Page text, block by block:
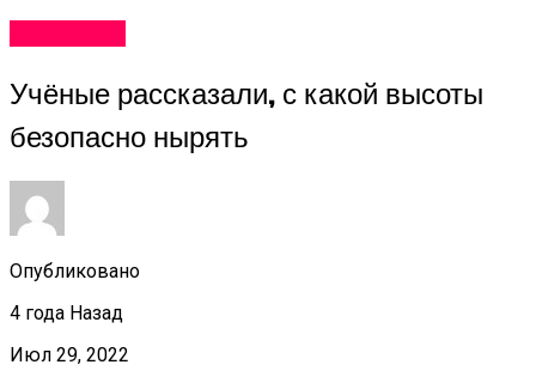
Учёные рассказали, с какой высоты
безопасно нырять
Опубликовано
4 года Назад
Июл 29, 2022